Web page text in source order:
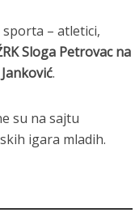
– atletici,
Sloga Petrovac na
.
su na sajtu
igara mladih.